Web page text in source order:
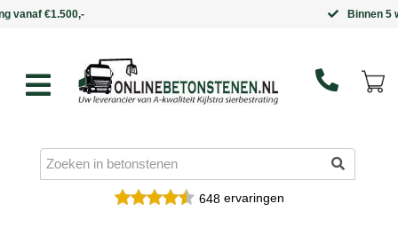
648ervaringen